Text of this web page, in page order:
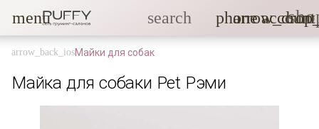
menu search phone
Майки для собак
Майка для собаки Pet Рэми